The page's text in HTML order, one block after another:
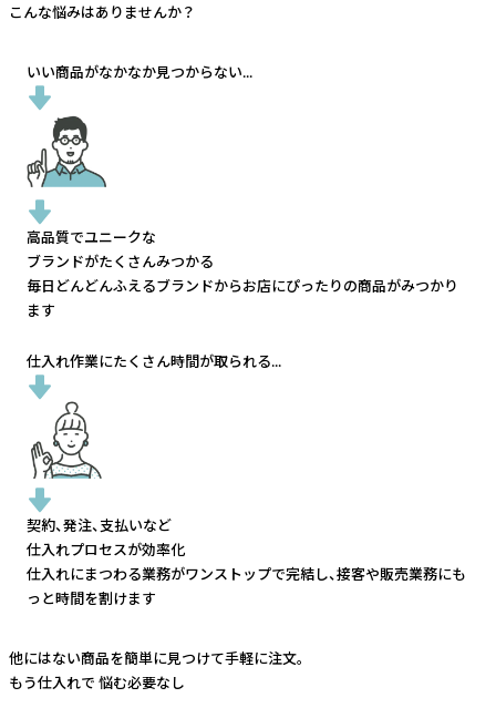
こんな悩みはありませんか？
いい商品がなかなか見つからない...
高品質でユニークな
ブランドがたくさんみつかる
毎日どんどんふえるブランドからお店にぴったりの商品がみつかり
ます
仕入れ作業にたくさん時間が取られる...
契約、発注、支払いなど
仕入れプロセスが効率化
仕入れにまつわる業務がワンストップで完結し、接客や販売業務にも
っと時間を割けます
他にはない商品を簡単に見つけて手軽に注文。
もう仕入れで 悩む必要なし